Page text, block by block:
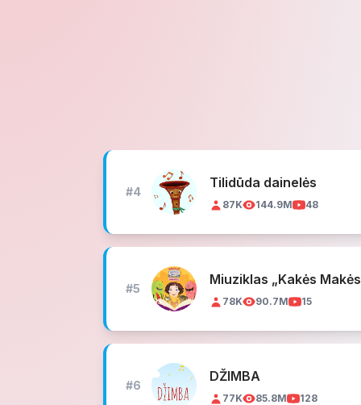
#4
Tilidūda dainelės
87K 144.9M 48
#5
Miuziklas „Kakės
78K 90.7M 15
#6
DŽIMBA
77K 85.8M 128